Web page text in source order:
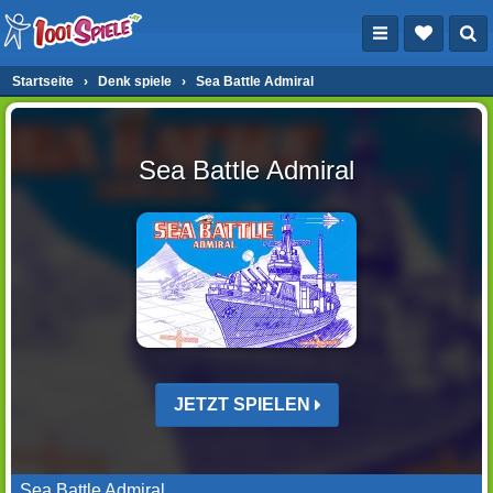
Startseite › Denk spiele › Sea Battle Admiral
Sea Battle Admiral
JETZT SPIELEN